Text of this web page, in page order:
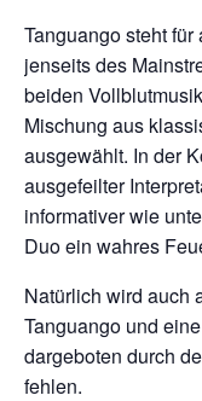
Tanguango steht
jenseits des
beiden
Mischung aus
ausgewählt. In der
ausgefeilter
informativer wie
Duo ein wahres
Natürlich wird auch
Tanguango und
dargeboten durch
fehlen.